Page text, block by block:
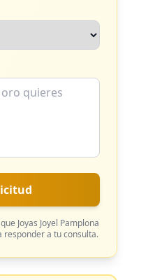
Joyas Joyel Pamplona
responder a tu consulta.